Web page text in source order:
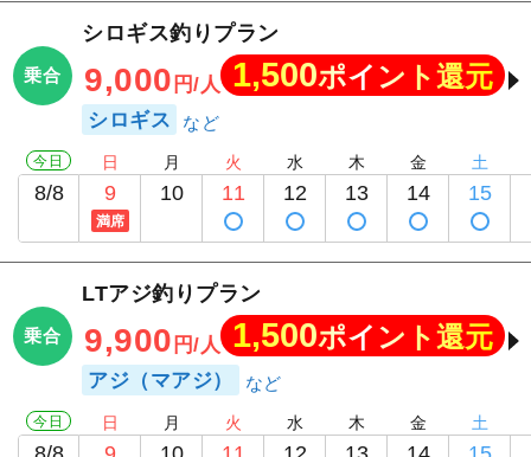
乗合
シロギス釣りプラン
9,000 円/人 1,500ポイント還元
シロギス
今日
8/8
日
9
満席
月
10
火
11
水
12
木
13
金
14
土
15
乗合
LTアジ釣りプラン
9,900 円/人 1,500ポイント還元
アジ（マアジ）
今日 日 月 火 水 木 金 土